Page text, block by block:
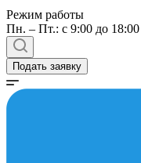
Режим работы
Пн. – Пт.: с 9:00 до 18:00
Подать заявку